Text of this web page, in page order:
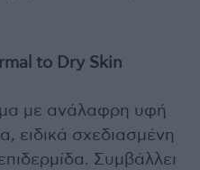
to Dry Skin
με ανάλαφρη υφή
ειδικά σχεδιασμένη
Συμβάλλει